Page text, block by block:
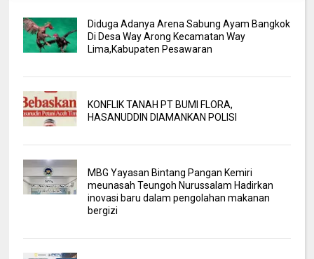
Diduga Adanya Arena Sabung Ayam Bangkok
Di Desa Way Arong Kecamatan Way
Lima,Kabupaten Pesawaran
KONFLIK TANAH PT BUMI FLORA,
HASANUDDIN DIAMANKAN POLISI
MBG Yayasan Bintang Pangan Kemiri
meunasah Teungoh Nurussalam Hadirkan
inovasi baru dalam pengolahan makanan
bergizi